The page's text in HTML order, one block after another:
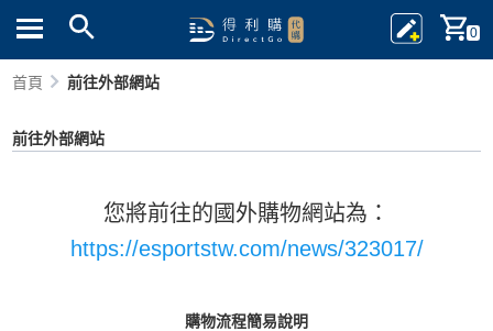
0
首頁 前往外部網站
前往外部網站
您將前往的國外購物網站為：
https://esportstw.com/news/323017/
購物流程簡易說明